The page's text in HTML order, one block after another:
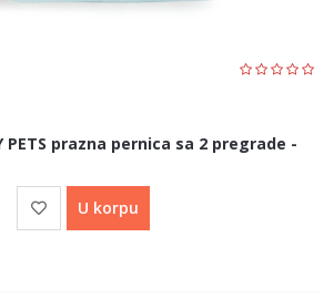
PETS prazna pernica sa 2 pregrade -
U korpu